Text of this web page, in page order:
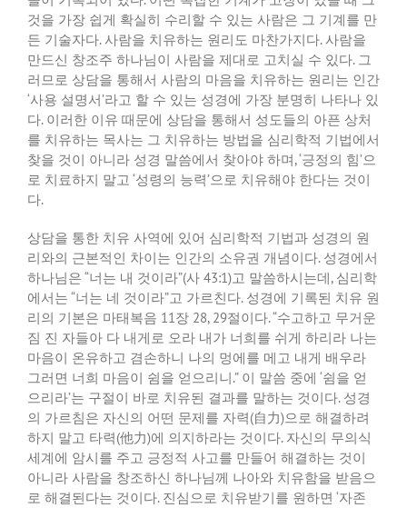
것을 가장 쉽게 확실히 수리할 수 있는 사람은 그 기계를 만
든 기술자다.사람을 치유하는 원리도 마찬가지다.사람을
만드신 창조주 하나님이 사람을 제대로 고치실 수 있다. 그
러므로 상담을 통해서 사람의 마음을 치유하는 원리는 인간
‘사용 설명서’라고 할 수 있는 성경에 가장 분명히 나타나 있
다. 이러한 이유 때문에 상담을 통해서 성도들의 아픈 상처
를 치유하는 목사는 그 치유하는 방법을 심리학적 기법에서
찾을 것이 아니라 성경 말씀에서 찾아야 하며, ‘긍정의 힘’으
로 치료하지 말고 ‘성령의 능력’으로 치유해야 한다는 것이
다.
상담을 통한 치유 사역에 있어 심리학적 기법과 성경의 원
리와의 근본적인 차이는 인간의 소유권 개념이다. 성경에서
하나님은 “너는 내 것이라”(사 43:1)고 말씀하시는데, 심리학
에서는 “너는 네 것이라”고 가르친다. 성경에 기록된 치유 원
리의 기본은 마태복음 11장 28, 29절이다. “수고하고 무거운
짐 진 자들아 다 내게로 오라 내가 너희를 쉬게 하리라 나는
마음이 온유하고 겸손하니 나의 멍에를 메고 내게 배우라
그러면 너희 마음이 쉼을 얻으리니.” 이 말씀 중에 ‘쉼을 얻
으리라’는 구절이 바로 치유된 결과를 말하는 것이다. 성경
의 가르침은 자신의 어떤 문제를 자력(自力)으로 해결하려
하지 말고 타력(他力)에 의지하라는 것이다. 자신의 무의식
세계에 암시를 주고 긍정적 사고를 만들어 해결하는 것이
아니라 사람을 창조하신 하나님께 나아와 치유함을 받음으
로 해결된다는 것이다. 진심으로 치유받기를 원하면 ‘자존